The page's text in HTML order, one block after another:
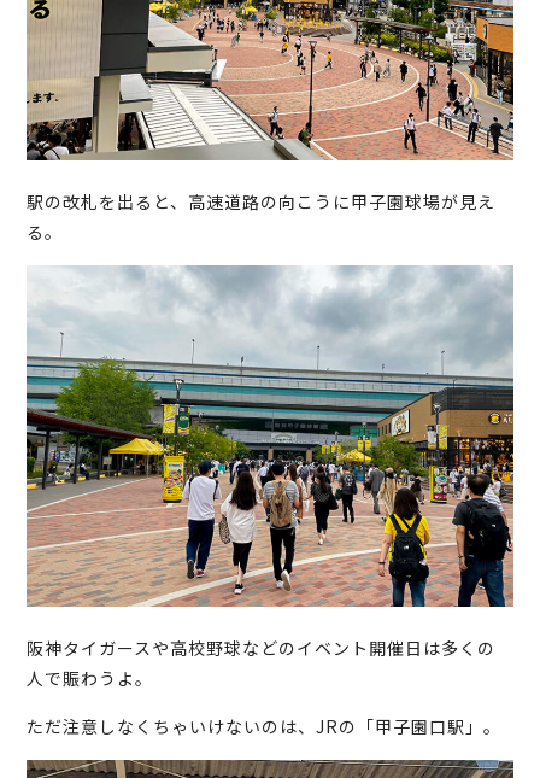
駅の改札を出ると、高速道路の向こうに甲子園球場が見え
る。
阪神タイガースや高校野球などのイベント開催日は多くの
人で賑わうよ。
ただ注意しなくちゃいけないのは、JRの「甲子園口駅」。